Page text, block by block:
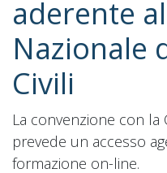
aderente
Nazionale
Civili
La convenzione con la
prevede un accesso
formazione on-line.